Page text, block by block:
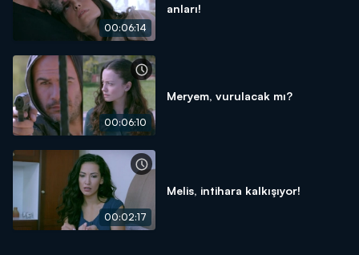
00:06:14
anları!
00:06:10
Meryem, vurulacak mı?
00:02:17
Melis, intihara kalkışıyor!